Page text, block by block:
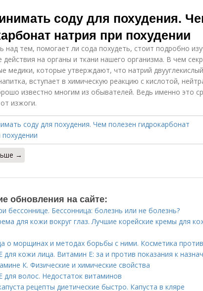
соду для похудения.
натрия при похудении
над тем, помогает ли сода похудеть, стоит подробно
действия на органы и ткани нашего организма. В чем
медики, которые утверждают, что натрий
вступает в химическую реакцию с кислотой,
известно многим из обывателей. Ведь именно это
изжоги.
→
обновления на сайте:
бессоннице. Бессонница: болезнь или не болезнь?
для кожи вокруг глаз. Лучшие корейские кремы для
о морщинах и методах борьбы с ними. Косметика
для кожи лица. Витамин Е: за и против показания к
К. Физические и химические свойства
для волос. Недостаток витаминов
рецепты диетические быстро. Капуста в кляре